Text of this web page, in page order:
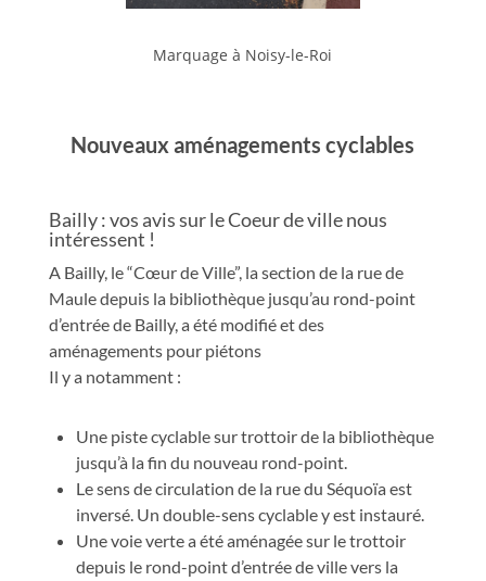
Marquage à Noisy-le-Roi
Nouveaux aménagements cyclables
Bailly : vos avis sur le Coeur de ville nous
intéressent !
A Bailly, le “Cœur de Ville”, la section de la rue de
Maule depuis la bibliothèque jusqu’au rond-point
d’entrée de Bailly, a été modifié et des
aménagements pour piétons
Il y a notamment :
Une piste cyclable sur trottoir de la bibliothèque
jusqu’à la fin du nouveau rond-point.
Le sens de circulation de la rue du Séquoïa est
inversé. Un double-sens cyclable y est instauré.
Une voie verte a été aménagée sur le trottoir
depuis le rond-point d’entrée de ville vers la